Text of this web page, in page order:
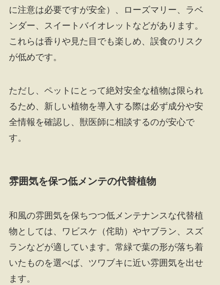
に注意は必要ですが安全）、ローズマリー、ラベ
ンダー、スイートバイオレットなどがあります。
これらは香りや見た目でも楽しめ、誤食のリスク
が低めです。
ただし、ペットにとって絶対安全な植物は限られ
るため、新しい植物を導入する際は必ず成分や安
全情報を確認し、獣医師に相談するのが安心で
す。
雰囲気を保つ低メンテの代替植物
和風の雰囲気を保ちつつ低メンテナンスな代替植
物としては、ワビスケ（侘助）やヤブラン、スズ
ランなどが適しています。常緑で葉の形が落ち着
いたものを選べば、ツワブキに近い雰囲気を出せ
ます。